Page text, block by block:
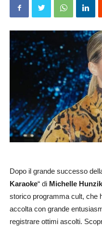
Dopo il grande successo
Karaoke“ di Michelle
storico programma cult, che
accolta con grande
registrare ottimi ascolti.